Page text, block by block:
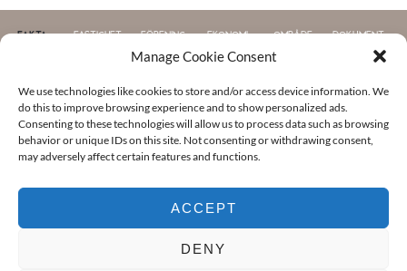
Manage Cookie Consent
We use technologies like cookies to store and/or access device information. We
do this to improve browsing experience and to show personalized ads.
Consenting to these technologies will allow us to process data such as browsing
behavior or unique IDs on this site. Not consenting or withdrawing consent,
may adversely affect certain features and functions.
ACCEPT
DENY
FAKTA FASTIGHET FÖRENING EKONOMI OMRÅDE DOKUMENT
Fakta
KOMMUN
Göteborg
OMRÅDE
Masthugget